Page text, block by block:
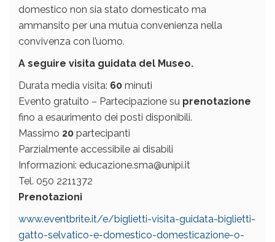
domestico non sia stato domesticato ma
ammansito per una mutua convenienza nella
convivenza con l’uomo.
A seguire visita guidata del Museo.
Durata media visita: 60 minuti
Evento gratuito – Partecipazione su prenotazione
fino a esaurimento dei posti disponibili.
Massimo 20 partecipanti
Parzialmente accessibile ai disabili
Informazioni: educazione.sma@unipi.it
Tel. 050 2211372
Prenotazioni
www.eventbrite.it/e/biglietti-visita-guidata-biglietti-
gatto-selvatico-e-domestico-domesticazione-o-